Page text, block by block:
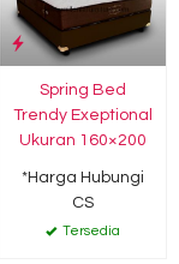
Spring Bed
Trendy Exeptional
Ukuran 160×200
*Harga Hubungi
CS
Tersedia